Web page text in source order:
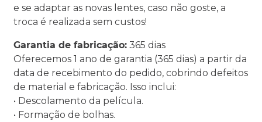
e se adaptar as novas lentes, caso não goste, a
troca é realizada sem custos!
Garantia de fabricação: 365 dias
Oferecemos 1 ano de garantia (365 dias) a partir da
data de recebimento do pedido, cobrindo defeitos
de material e fabricação. Isso inclui:
• Descolamento da película.
• Formação de bolhas.